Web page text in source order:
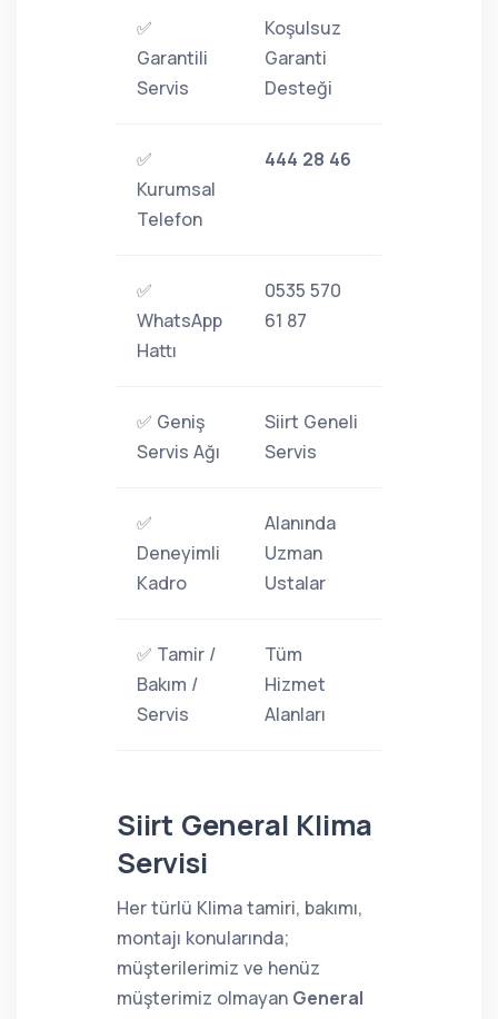
✅
Garantili
Servis
Koşulsuz
Garanti
Desteği
✅
Kurumsal
Telefon
444 28 46
✅
WhatsApp
Hattı
0535 570
61 87
✅ Geniş
Servis Ağı
Siirt Geneli
Servis
✅
Deneyimli
Kadro
Alanında
Uzman
Ustalar
✅ Tamir /
Bakım /
Servis
Tüm
Hizmet
Alanları
Siirt General Klima
Servisi
Her türlü Klima tamiri, bakımı,
montajı konularında;
müşterilerimiz ve henüz
müşterimiz olmayan General